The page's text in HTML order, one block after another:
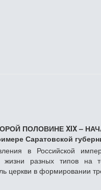
ПОЛОВИНЕ XIX –
Саратовской
в Российской
жизни разных типов на
церкви в формировании